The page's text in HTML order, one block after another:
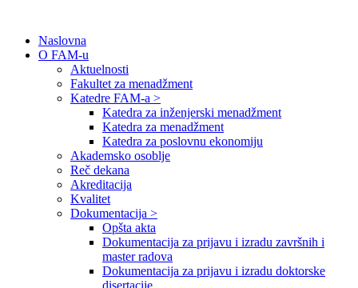
Naslovna
O FAM-u
Aktuelnosti
Fakultet za menadžment
Katedre FAM-a >
Katedra za inženjerski menadžment
Katedra za menadžment
Katedra za poslovnu ekonomiju
Akademsko osoblje
Reč dekana
Akreditacija
Kvalitet
Dokumentacija >
Opšta akta
Dokumentacija za prijavu i izradu završnih i
master radova
Dokumentacija za prijavu i izradu doktorske
disertacije